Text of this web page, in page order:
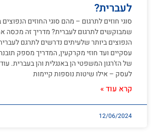
לעברית?
סוגי חוזים לתרגום – מהם סוגי החוזים הנפוצים
שמבוקשים לתרגום לעברית? מדריך זה מכסה
הנפוצים ביותר שלעיתים נדרשים לתרגם
עסקיים ועד חוזי מקרקעין, המדריך מספק
של הז'רגון המשפטי הן באנגלית והן בעברית.
לעסק – אילו שיטות נוספות קיימות
קרא עוד »
12/06/2024